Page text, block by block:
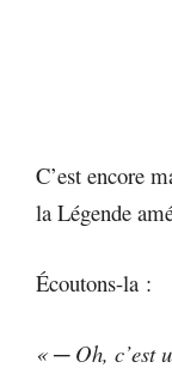
C’est encore
la Légende
Écoutons-la :
« ─ Oh, c’est